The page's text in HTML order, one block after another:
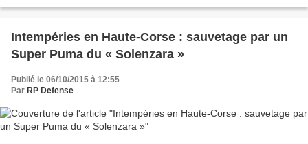
Intempéries en Haute-Corse : sauvetage par un
Super Puma du « Solenzara »
Publié le 06/10/2015 à 12:55
Par RP Defense